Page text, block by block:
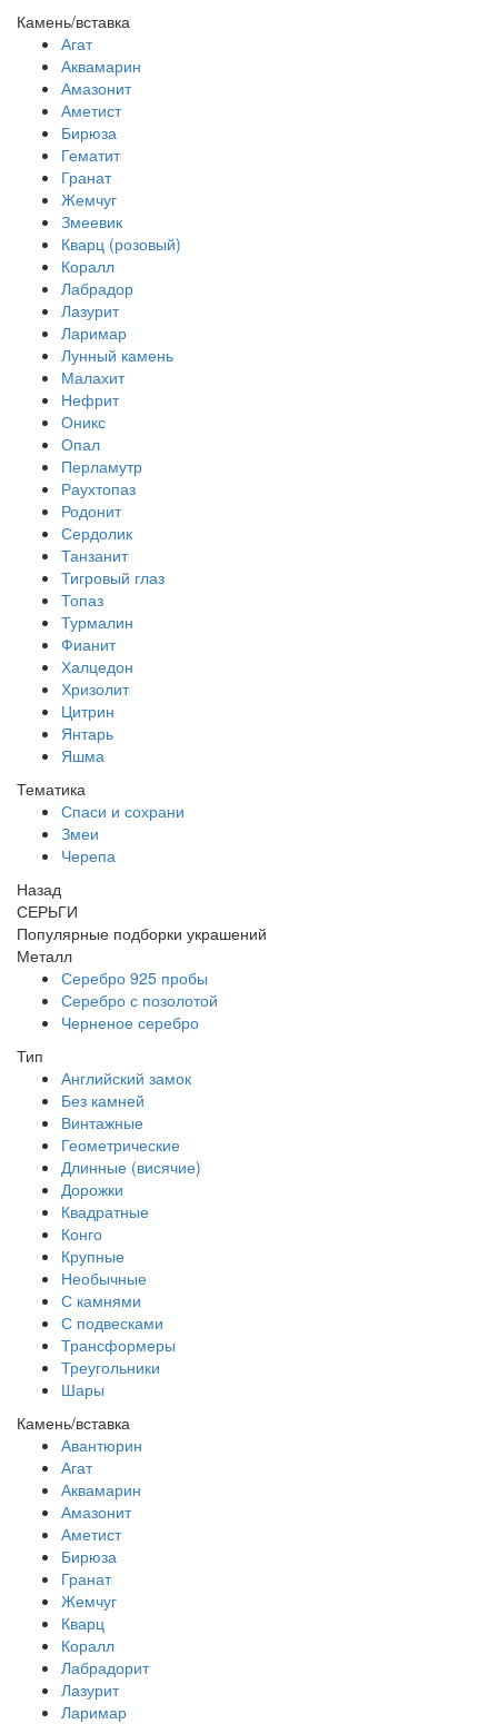
Камень/вставка
Агат
Аквамарин
Амазонит
Аметист
Бирюза
Гематит
Гранат
Жемчуг
Змеевик
Кварц (розовый)
Коралл
Лабрадор
Лазурит
Ларимар
Лунный камень
Малахит
Нефрит
Оникс
Опал
Перламутр
Раухтопаз
Родонит
Сердолик
Танзанит
Тигровый глаз
Топаз
Турмалин
Фианит
Халцедон
Хризолит
Цитрин
Янтарь
Яшма
Тематика
Спаси и сохрани
Змеи
Черепа
Назад
СЕРЬГИ
Популярные подборки украшений
Металл
Серебро 925 пробы
Серебро с позолотой
Черненое серебро
Тип
Английский замок
Без камней
Винтажные
Геометрические
Длинные (висячие)
Дорожки
Квадратные
Конго
Крупные
Необычные
С камнями
С подвесками
Трансформеры
Треугольники
Шары
Камень/вставка
Авантюрин
Агат
Аквамарин
Амазонит
Аметист
Бирюза
Гранат
Жемчуг
Кварц
Коралл
Лабрадорит
Лазурит
Ларимар